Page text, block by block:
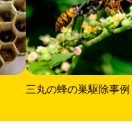
三丸の蜂の巣駆除事例